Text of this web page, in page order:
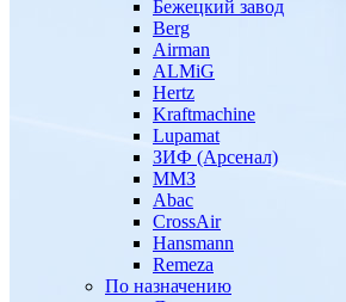
Бежецкий завод
Berg
Airman
ALMiG
Hertz
Kraftmachine
Lupamat
ЗИФ (Арсенал)
ММЗ
Abac
CrossAir
Hansmann
Remeza
По назначению